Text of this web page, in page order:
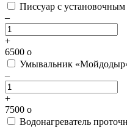
Писсуар с
–
+
6500 o
Умывальник
–
+
7500 o
Водонагреватель